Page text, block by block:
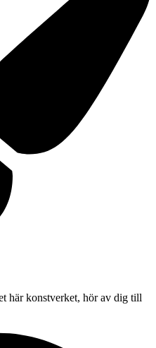
här konstverket, hör av dig till